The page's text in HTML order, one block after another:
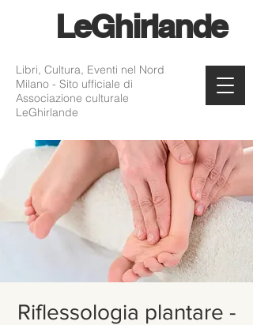
LeGhirlande
Libri, Cultura, Eventi nel Nord
Milano - Sito ufficiale di
Associazione culturale
LeGhirlande
Riflessologia plantare -